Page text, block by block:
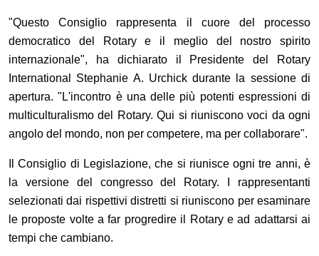
"Questo Consiglio rappresenta il cuore del processo
democratico del Rotary e il meglio del nostro spirito
internazionale", ha dichiarato il Presidente del Rotary
International Stephanie A. Urchick durante la sessione di
apertura. "L'incontro è una delle più potenti espressioni di
multiculturalismo del Rotary. Qui si riuniscono voci da ogni
angolo del mondo, non per competere, ma per collaborare".
Il Consiglio di Legislazione, che si riunisce ogni tre anni, è
la versione del congresso del Rotary. I rappresentanti
selezionati dai rispettivi distretti si riuniscono per esaminare
le proposte volte a far progredire il Rotary e ad adattarsi ai
tempi che cambiano.